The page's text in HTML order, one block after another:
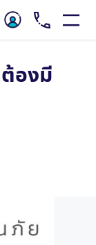
องมี